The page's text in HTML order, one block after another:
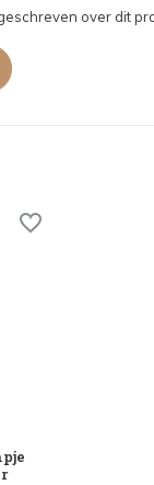
over dit